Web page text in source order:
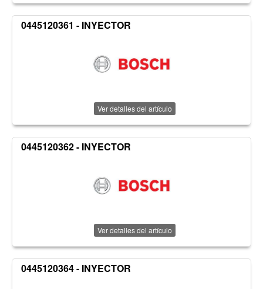
0445120361 - INYECTOR
Ver detalles del artículo
0445120362 - INYECTOR
Ver detalles del artículo
0445120364 - INYECTOR